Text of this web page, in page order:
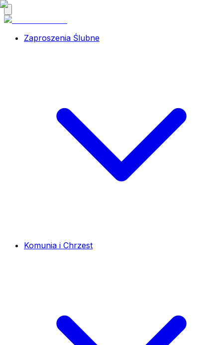
Zaproszenia Ślubne
Komunia i Chrzest